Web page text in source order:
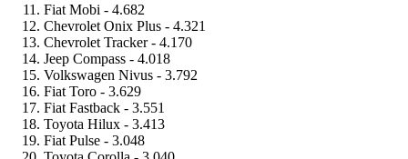
Fiat Mobi - 4.682
Chevrolet Onix Plus - 4.321
Chevrolet Tracker - 4.170
Jeep Compass - 4.018
Volkswagen Nivus - 3.792
Fiat Toro - 3.629
Fiat Fastback - 3.551
Toyota Hilux - 3.413
Fiat Pulse - 3.048